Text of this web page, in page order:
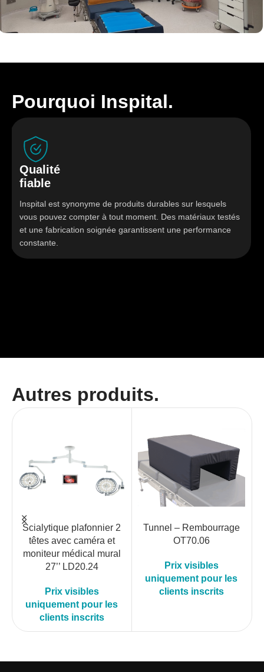
Pourquoi Inspital.
est synonyme de produits durables sur lesquels
pouvez compter à tout moment. Des matériaux testés
fabrication soignée garantissent une performance
Autres produits.
Scialytique plafonnier 2
têtes avec caméra et
moniteur médical mural
27’’ LD20.24
Prix visibles
uniquement pour les
clients inscrits
Tunnel – Rembourrage
OT70.06
Prix visibles
uniquement pour les
clients inscrits